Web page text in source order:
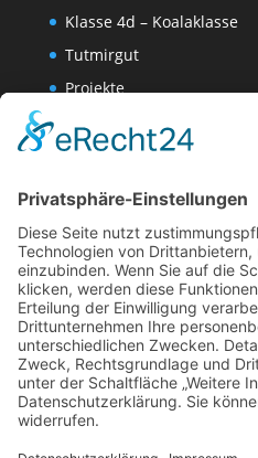
Klasse 4d – Koalaklasse
Tutmirgut
Projekte
Wissenschaften-AG
Datenschutzerklärung
Website Administration